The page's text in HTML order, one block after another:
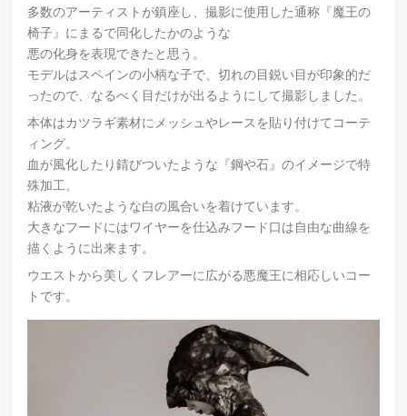
多数のアーティストが鎮座し、撮影に使用した通称『魔王の
椅子』にまるで同化したかのような
悪の化身を表現できたと思う。
モデルはスペインの小柄な子で、切れの目鋭い目が印象的だ
ったので、なるべく目だけが出るようにして撮影しました。
本体はカツラギ素材にメッシュやレースを貼り付けてコーテ
ィング。
血が風化したり錆びついたような『鋼や石』のイメージで特
殊加工。
粘液が乾いたような白の風合いを着けています。
大きなフードにはワイヤーを仕込みフード口は自由な曲線を
描くように出来ます。
ウエストから美しくフレアーに広がる悪魔王に相応しいコー
トです。